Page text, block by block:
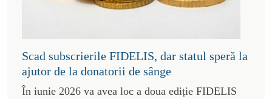
Scad subscrierile FIDELIS, dar statul speră la
ajutor de la donatorii de sânge
În iunie 2026 va avea loc a doua ediție FIDELIS